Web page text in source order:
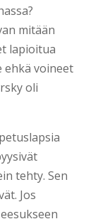
mitään
lapioitua
ehkä voineet
oli
tehty. Sen
Jos